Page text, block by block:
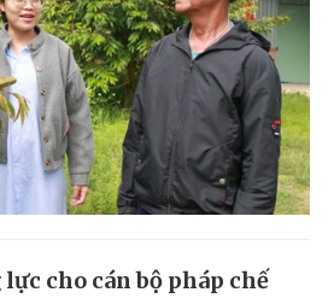
cho cán bộ pháp chế